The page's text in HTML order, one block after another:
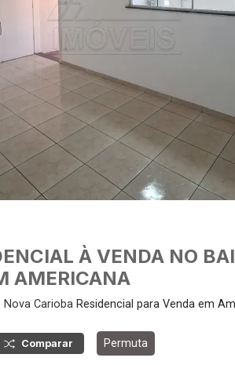
À VENDA NO
AMERICANA
Nova Carioba Residencial para Venda em
Comparar Permuta